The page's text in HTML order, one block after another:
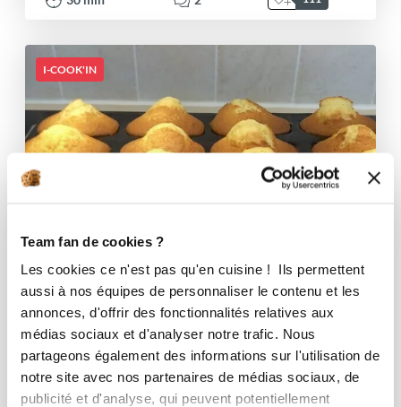
Team fan de cookies ?
Les cookies ce n'est pas qu'en cuisine ! Ils permettent
aussi à nos équipes de personnaliser le contenu et les
annonces, d'offrir des fonctionnalités relatives aux
médias sociaux et d'analyser notre trafic. Nous
partageons également des informations sur l'utilisation de
notre site avec nos partenaires de médias sociaux, de
publicité et d'analyse, qui peuvent potentiellement
I-COOK'IN